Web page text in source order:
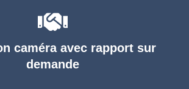
caméra avec rapport sur
demande